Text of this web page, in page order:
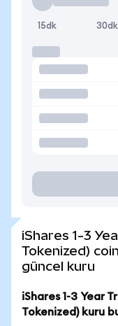
15dk 30dk
iShares 1-3
Tokenized)
güncel kuru
iShares 1-3 Year
Tokenized) kuru